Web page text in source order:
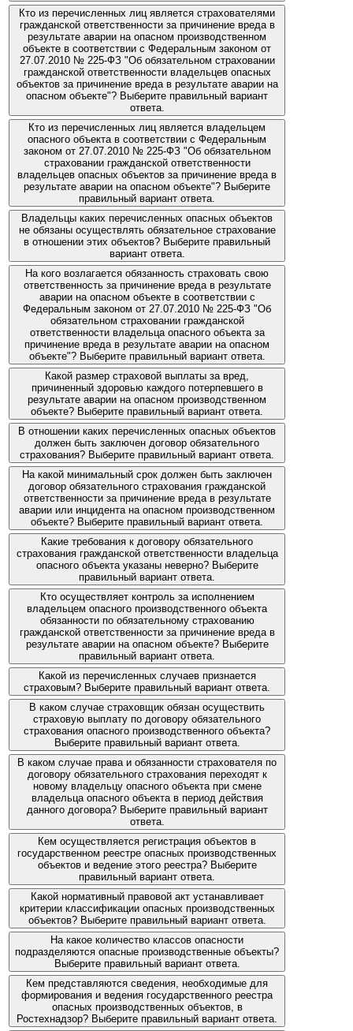
Кто из перечисленных лиц является страхователями
гражданской ответственности за причинение вреда в
результате аварии на опасном производственном
объекте в соответствии с Федеральным законом от
27.07.2010 № 225-ФЗ "Об обязательном страховании
гражданской ответственности владельцев опасных
объектов за причинение вреда в результате аварии на
опасном объекте"? Выберите правильный вариант
ответа.
Кто из перечисленных лиц является владельцем
опасного объекта в соответствии с Федеральным
законом от 27.07.2010 № 225-ФЗ "Об обязательном
страховании гражданской ответственности
владельцев опасных объектов за причинение вреда в
результате аварии на опасном объекте"? Выберите
правильный вариант ответа.
Владельцы каких перечисленных опасных объектов
не обязаны осуществлять обязательное страхование
в отношении этих объектов? Выберите правильный
вариант ответа.
На кого возлагается обязанность страховать свою
ответственность за причинение вреда в результате
аварии на опасном объекте в соответствии с
Федеральным законом от 27.07.2010 № 225-ФЗ "Об
обязательном страховании гражданской
ответственности владельца опасного объекта за
причинение вреда в результате аварии на опасном
объекте"? Выберите правильный вариант ответа.
Какой размер страховой выплаты за вред,
причиненный здоровью каждого потерпевшего в
результате аварии на опасном производственном
объекте? Выберите правильный вариант ответа.
В отношении каких перечисленных опасных объектов
должен быть заключен договор обязательного
страхования? Выберите правильный вариант ответа.
На какой минимальный срок должен быть заключен
договор обязательного страхования гражданской
ответственности за причинение вреда в результате
аварии или инцидента на опасном производственном
объекте? Выберите правильный вариант ответа.
Какие требования к договору обязательного
страхования гражданской ответственности владельца
опасного объекта указаны неверно? Выберите
правильный вариант ответа.
Кто осуществляет контроль за исполнением
владельцем опасного производственного объекта
обязанности по обязательному страхованию
гражданской ответственности за причинение вреда в
результате аварии на опасном объекте? Выберите
правильный вариант ответа.
Какой из перечисленных случаев признается
страховым? Выберите правильный вариант ответа.
В каком случае страховщик обязан осуществить
страховую выплату по договору обязательного
страхования опасного производственного объекта?
Выберите правильный вариант ответа.
В каком случае права и обязанности страхователя по
договору обязательного страхования переходят к
новому владельцу опасного объекта при смене
владельца опасного объекта в период действия
данного договора? Выберите правильный вариант
ответа.
Кем осуществляется регистрация объектов в
государственном реестре опасных производственных
объектов и ведение этого реестра? Выберите
правильный вариант ответа.
Какой нормативный правовой акт устанавливает
критерии классификации опасных производственных
объектов? Выберите правильный вариант ответа.
На какое количество классов опасности
подразделяются опасные производственные объекты?
Выберите правильный вариант ответа.
Кем представляются сведения, необходимые для
формирования и ведения государственного реестра
опасных производственных объектов, в
Ростехнадзор? Выберите правильный вариант ответа.